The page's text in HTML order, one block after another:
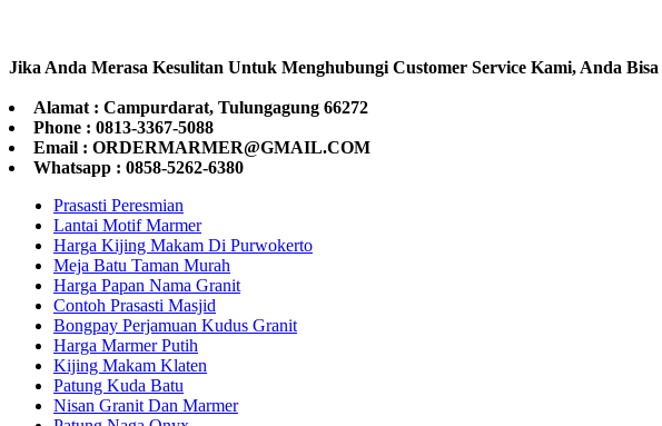
Jika Anda Merasa Kesulitan Untuk Menghubungi Customer Service Kami, Anda
Alamat : Campurdarat, Tulungagung 66272
Phone : 0813-3367-5088
Email : ORDERMARMER@GMAIL.COM
Whatsapp : 0858-5262-6380
Prasasti Peresmian
Lantai Motif Marmer
Harga Kijing Makam Di Purwokerto
Meja Batu Taman Murah
Harga Papan Nama Granit
Contoh Prasasti Masjid
Bongpay Perjamuan Kudus Granit
Harga Marmer Putih
Kijing Makam Klaten
Patung Kuda Batu
Nisan Granit Dan Marmer